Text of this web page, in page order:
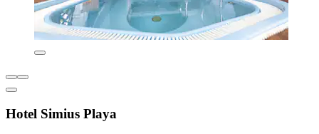
Hotel Simius Playa